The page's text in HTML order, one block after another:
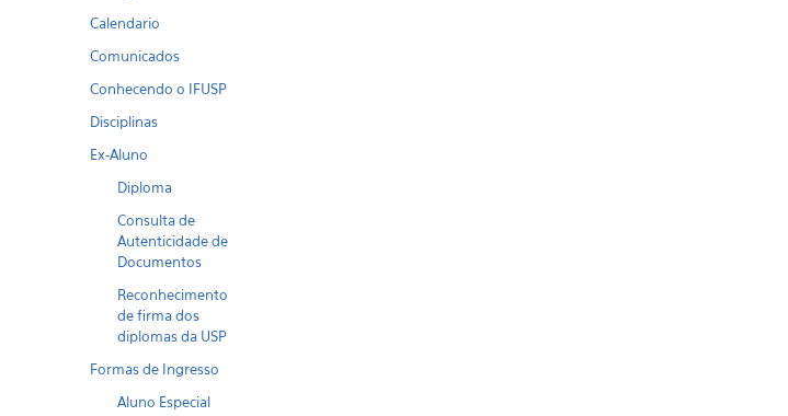
Calendario
Comunicados
Conhecendo o IFUSP
Disciplinas
Ex-Aluno
Diploma
Consulta de
Autenticidade de
Documentos
Reconhecimento
de firma dos
diplomas da USP
Formas de Ingresso
Aluno Especial